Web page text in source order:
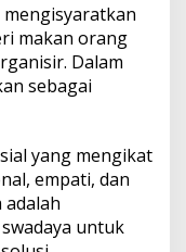
mengisyaratkan
makan orang
Dalam
sebagai
yang mengikat
empati, dan
adalah
untuk